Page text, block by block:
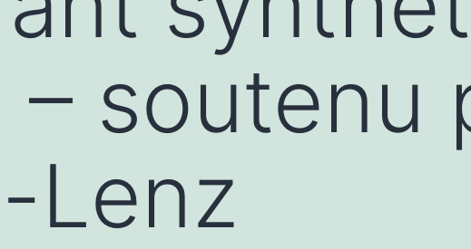
– soutenu
Lenz